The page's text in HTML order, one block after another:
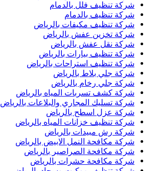
شركة تنظيف فلل بالدمام
شركة تنظيف بالدمام
شركة تنظيف مكيفات بالرياض
شركة تخزين عفش بالرياض
شركة نقل عفش بالرياض
شركة تنظيف بيارات بالرياض
شركة تنظيف استراحات بالرياض
شركة جلي بلاط بالرياض
شركة جلي رخام بالرياض
شركة كشف تسربات المياه بالرياض
شركة تسليك المجاري والبلاعات بالرياض
شركة عزل اسطح بالرياض
شركة تنظيف خزانات المياه بالرياض
شركة رش مبيدات بالرياض
شركة مكافحة النمل الابيض بالرياض
شركة مكافحة الصراصير بالرياض
شركة مكافحة حشرات بالرياض